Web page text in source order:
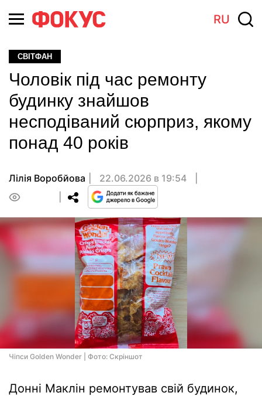
RU
СВІТФАН
Чоловік під час ремонту
будинку знайшов
несподіваний сюрприз, якому
понад 40 років
Лілія Воробйова
22.06.2026 в 19:54
Чіпси Golden Wonder | Фото: Скріншот
Донні Маклін ремонтував свій будинок,